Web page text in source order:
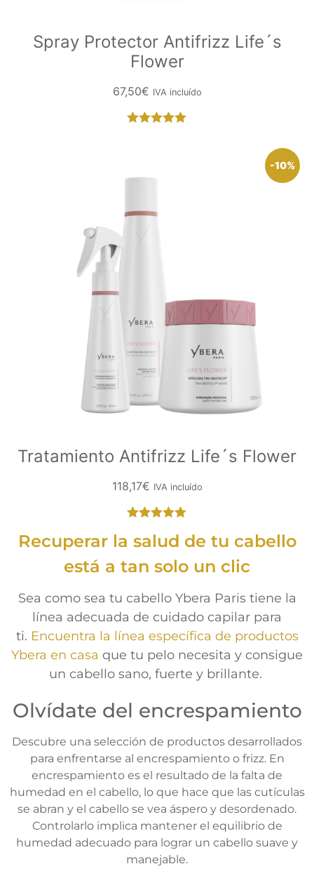
Spray Protector Antifrizz Life´s
Flower
67,50€ IVA incluído
-10%
Tratamiento Antifrizz Life´s Flower
118,17€ IVA incluído
con5.00de
Recuperar la salud de tu cabello
está a tan solo un clic
Sea como sea tu cabello Ybera Paris tiene la
línea adecuada de cuidado capilar para
ti. Encuentra la línea específica de productos
Ybera en casa que tu pelo necesita y consigue
un cabello sano, fuerte y brillante.
Olvídate del encrespamiento
Descubre una selección de productos desarrollados
para enfrentarse al encrespamiento o frizz. En
encrespamiento es el resultado de la falta de
humedad en el cabello, lo que hace que las cutículas
se abran y el cabello se vea áspero y desordenado.
Controlarlo implica mantener el equilibrio de
humedad adecuado para lograr un cabello suave y
manejable.